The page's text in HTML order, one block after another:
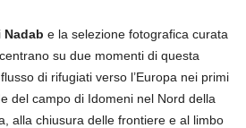
Nadab e la selezione fotografica curata
su due momenti di questa
di rifugiati verso l’Europa nei primi
del campo di Idomeni nel Nord della
alla chiusura delle frontiere e al limbo